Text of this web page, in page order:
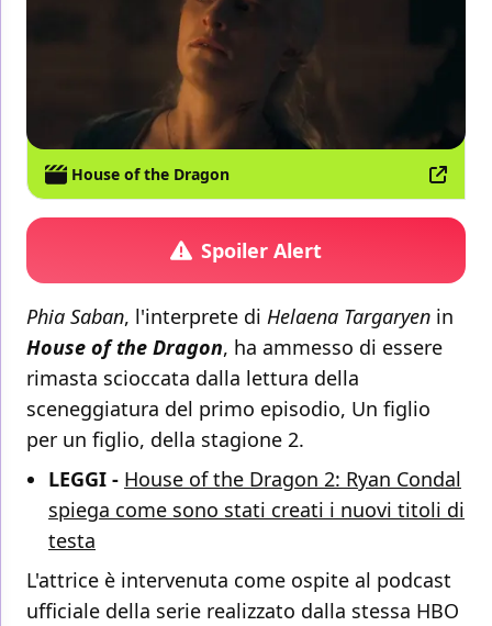
House of the Dragon
Spoiler Alert
Phia Saban, l'interprete di Helaena Targaryen in
House of the Dragon, ha ammesso di essere
rimasta scioccata dalla lettura della
sceneggiatura del primo episodio, Un figlio
per un figlio, della stagione 2.
LEGGI - House of the Dragon 2: Ryan Condal
spiega come sono stati creati i nuovi titoli di
testa
L'attrice è intervenuta come ospite al podcast
ufficiale della serie realizzato dalla stessa HBO